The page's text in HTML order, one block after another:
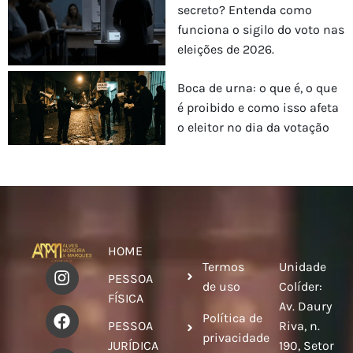
secreto? Entenda como
funciona o sigilo do voto nas
eleições de 2026.
Boca de urna: o que é, o que
é proibido e como isso afeta
o eleitor no dia da votação
HOME
PESSOA
FÍSICA
PESSOA
JURÍDICA
Termos
de uso
Política de
privacidade
Unidade
Colíder:
Av. Daury
Riva, n.
190, Setor